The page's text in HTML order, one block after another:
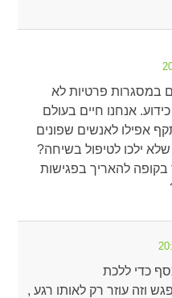
במסגרות פרטיות לא
אנחנו חיים בעולם
אפילו לאנשים שפונים
ילכו לטיפול בשיחה?
להאריך בפגישות
כדי ללכת
, 350 ₪ למפגש וזה עוזר רק לאותו רגע ,